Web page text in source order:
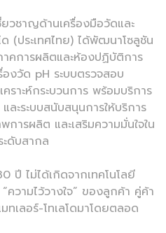
วชาญด้านเครื่องมือวัดและ
ด (ประเทศไทย) ได้พัฒนาโซลูชัน
คการผลิตและห้องปฏิบัติการ
งวัด pH ระบบตรวจสอบ
ราะห์กระบวนการ พร้อมบริการ
ะระบบสนับสนุนการให้บริการ
ารผลิต และเสริมความมั่นใจใน
ดับสากล
ปี ไม่ได้เกิดจากเทคโนโลยี
วามไว้วางใจ” ของลูกค้า คู่ค้า
ทเลอร์-โทเลโดมาโดยตลอด